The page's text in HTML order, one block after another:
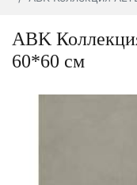
ABK
60*60 см